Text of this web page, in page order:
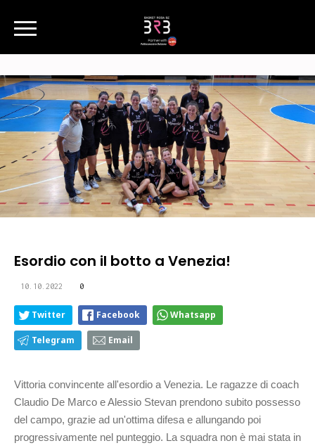
Esordio con il botto a Venezia!
10.10.2022 0
Twitter Facebook Whatsapp
Telegram Email
Vittoria convincente all'esordio a Venezia. Le ragazze di coach
Claudio De Marco e Alessio Stevan prendono subito possesso
del campo, grazie ad un'ottima difesa e allungando poi
progressivamente nel punteggio. La squadra non è mai stata in